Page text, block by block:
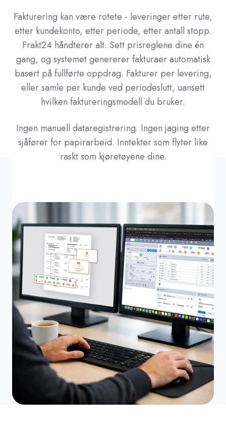
Fakturering kan være rotete - leveringer etter rute,
etter kundekonto, etter periode, etter antall stopp.
Frakt24 håndterer alt. Sett prisreglene dine én
gang, og systemet genererer fakturaer automatisk
basert på fullførte oppdrag. Fakturer per levering,
eller samle per kunde ved periodeslutt, uansett
hvilken faktureringsmodell du bruker.
Ingen manuell dataregistrering. Ingen jaging etter
sjåfører for papirarbeid. Inntekter som flyter like
raskt som kjøretøyene dine.